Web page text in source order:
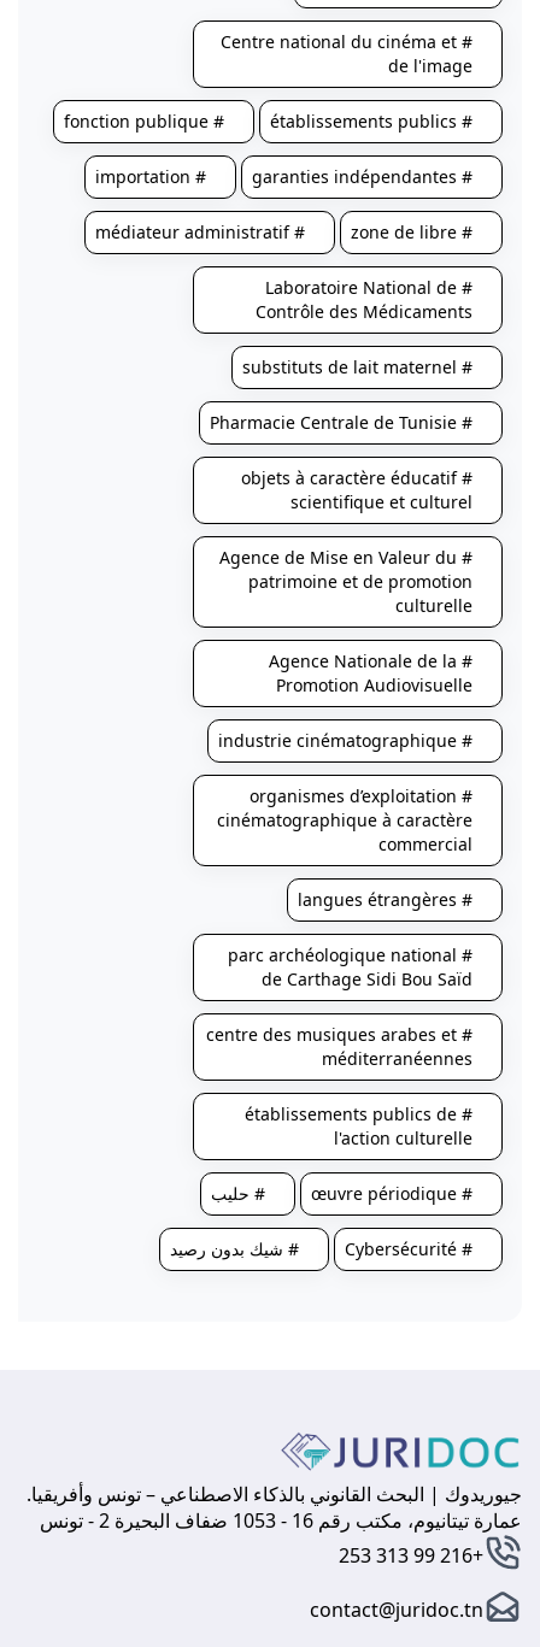
# Centre national du cinéma et
de l'image
# établissements publics
# fonction publique
# garanties indépendantes
# importation
# zone de libre
# médiateur administratif
# Laboratoire National de
Contrôle des Médicaments
# substituts de lait maternel
# Pharmacie Centrale de Tunisie
# objets à caractère éducatif
scientifique et culturel
# Agence de Mise en Valeur du
patrimoine et de promotion
culturelle
# Agence Nationale de la
Promotion Audiovisuelle
# industrie cinématographique
# organismes d’exploitation
cinématographique à caractère
commercial
# langues étrangères
# parc archéologique national
de Carthage Sidi Bou Saïd
# centre des musiques arabes et
méditerranéennes
# établissements publics de
l'action culturelle
# œuvre périodique # حليب
# Cybersécurité # شيك بدون رصيد
جيوريدوك | البحث القانوني بالذكاء الاصطناعي – تونس وأفريقيا.
عمارة تيتانيوم، مكتب رقم 16 - 1053 ضفاف البحيرة 2 - تونس
+216 99 313 253
contact@juridoc.tn